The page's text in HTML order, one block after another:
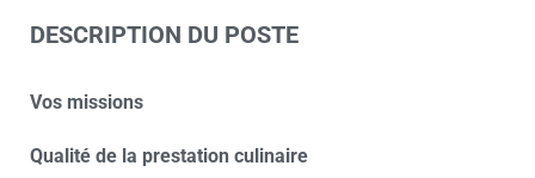
DESCRIPTION DU POSTE
Vos missions
Qualité de la prestation culinaire